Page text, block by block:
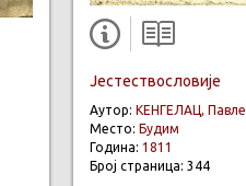
Јестествословије
Аутор: КЕНГЕЛАЦ, Павле
Место: Будим
Година: 1811
Број страница: 344